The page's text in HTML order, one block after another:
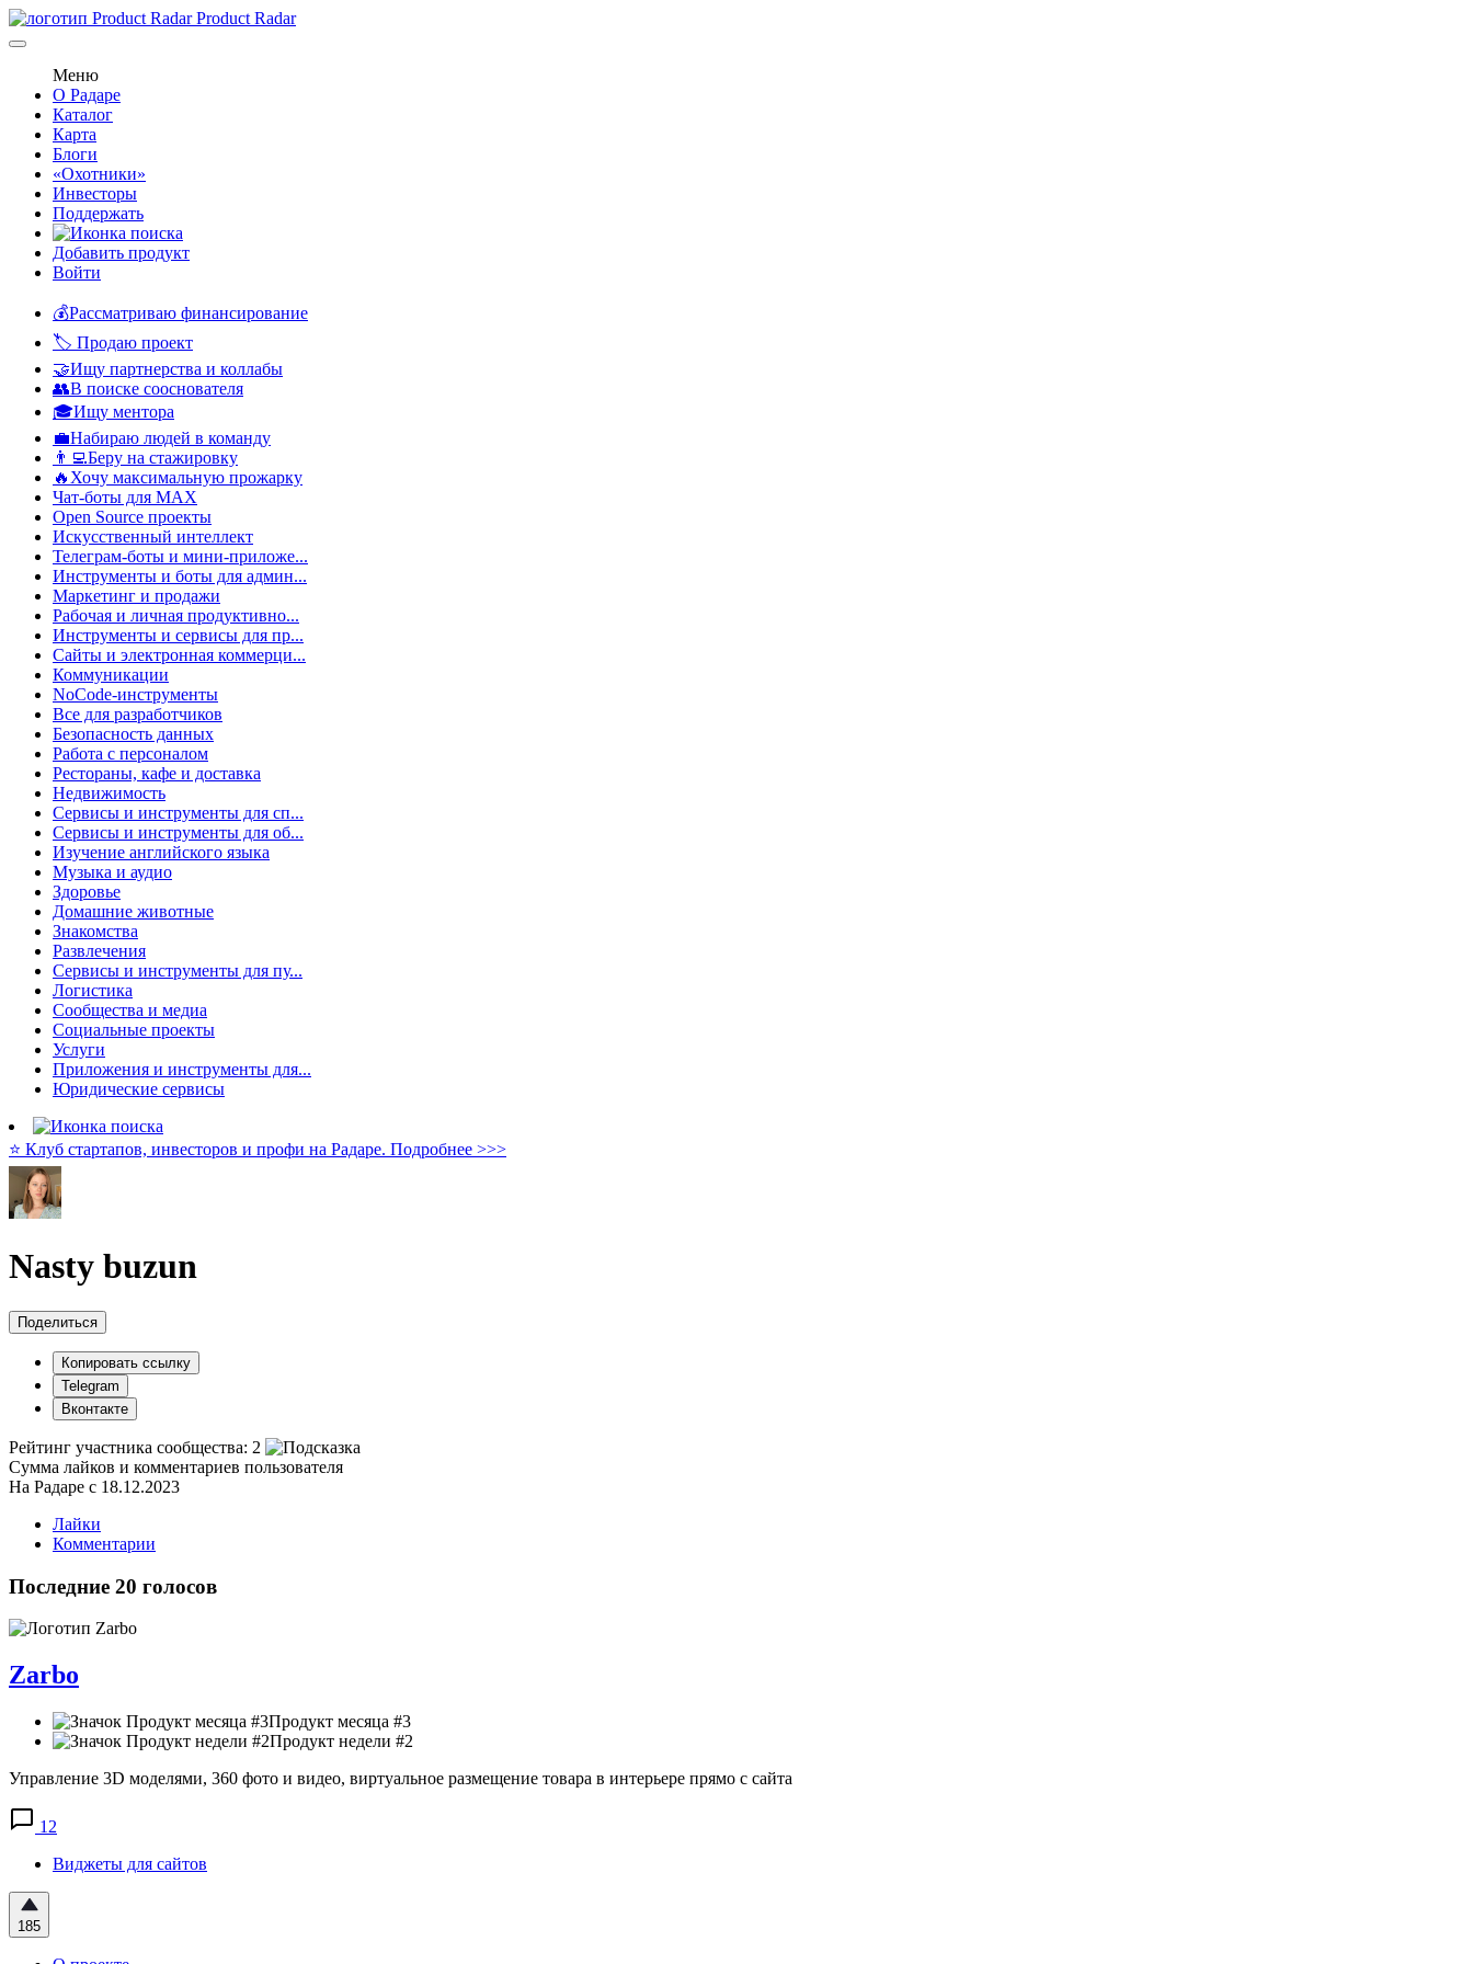
Product Radar
Меню
О Радаре
Каталог
Карта
Блоги
«Охотники»
Инвесторы
Поддержать
Добавить продукт
Войти
💰Рассматриваю финансирование
🏷️ Продаю проект
🤝Ищу партнерства и коллабы
👥В поиске сооснователя
🎓Ищу ментора
💼Набираю людей в команду
👨‍💻Беру на стажировку
🔥Хочу максимальную прожарку
Чат-боты для MAX
Open Source проекты
Искусственный интеллект
Телеграм-боты и мини-приложе...
Инструменты и боты для админ...
Маркетинг и продажи
Рабочая и личная продуктивно...
Инструменты и сервисы для пр...
Сайты и электронная коммерци...
Коммуникации
NoCode-инструменты
Все для разработчиков
Безопасность данных
Работа с персоналом
Рестораны, кафе и доставка
Недвижимость
Сервисы и инструменты для сп...
Сервисы и инструменты для об...
Изучение английского языка
Музыка и аудио
Здоровье
Домашние животные
Знакомства
Развлечения
Сервисы и инструменты для пу...
Логистика
Сообщества и медиа
Социальные проекты
Услуги
Приложения и инструменты для...
Юридические сервисы
⭐️ Клуб стартапов, инвесторов и профи на Радаре. Подробнее >>>
Nasty buzun
Поделиться
Копировать ссылку
Telegram
Вконтакте
Рейтинг участника сообщества: 2
Сумма лайков и комментариев пользователя
На Радаре с 18.12.2023
Лайки
Комментарии
Последние 20 голосов
Zarbo
Продукт месяца #3
Продукт недели #2
Управление 3D моделями, 360 фото и видео, виртуальное размещение товара в интерьере прямо с сайта
12
Виджеты для сайтов
185